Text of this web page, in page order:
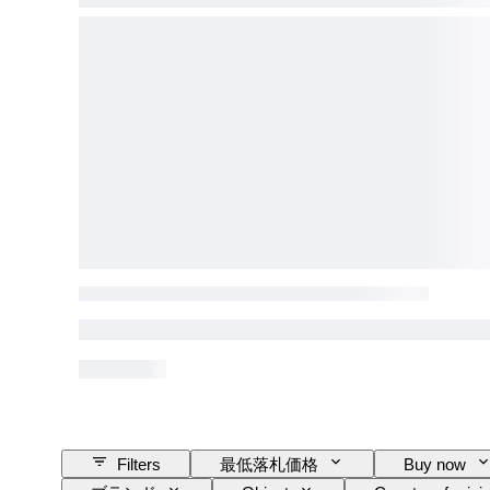
Filters 最低落札価格
Buy now